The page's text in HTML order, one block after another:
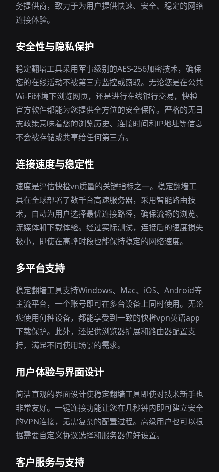
务提供商，致力于为用户提供快速、安全、稳定的网络
连接体验。
安全性与隐私保护
稳定翻墙工具采用军事级别的AES-256加密技术，确保
您的在线活动不被第三方监控或窃取。无论您是在公共
Wi-Fi环境下浏览网页，还是进行在线银行交易，快橙
官方软件都能为您提供全方位的安全保障。严格的无日
志政策意味着您的浏览历史、连接时间和IP地址等信息
不会被存储或共享给任何第三方。
连接速度与稳定性
速度是评估快橙vn质量的关键指标之一。稳定翻墙工
具在全球部署了数千台高速服务器，采用智能路由技
术，自动为用户选择最优连接路径，确保流畅的浏览、
流媒体和下载体验。经过实际测试，连接后的速度损失
极小，即使在高峰时段也能保持稳定的网络速度。
多平台支持
稳定翻墙工具支持Windows、Mac、iOS、Android等
主流平台，一个账号即可在多台设备上同时使用。无论
您使用何种设备，都能享受到一致的快橙vpn英语app
下载保护。此外，还提供浏览器扩展和路由器配置支
持，满足不同使用场景的需求。
用户体验与界面设计
简洁直观的界面设计使稳定翻墙工具即使对技术新手也
非常友好。一键连接功能让您在几秒钟内即可建立安全
的VPN连接，无需复杂的配置过程。高级用户也可以根
据需要自定义协议选择和服务器偏好设置。
客户服务与支持